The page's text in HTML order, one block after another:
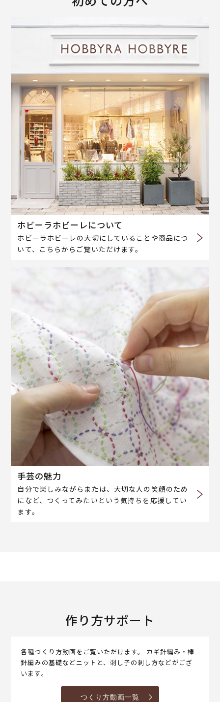
ホビーラホビーレについて
ホビーラホビーレの大切にしていることや商品につ
いて、こちらからご覧いただけます。
手芸の魅力
自分で楽しみながらまたは、大切な人の笑顔のため
になど、つくってみたいという気持ちを応援してい
ます。
作り方サポート
各種つくり方動画をご覧いただけます。 カギ針編み・棒
針編みの基礎などニットと、刺し子の刺し方などがござ
います。
つくり方動画一覧